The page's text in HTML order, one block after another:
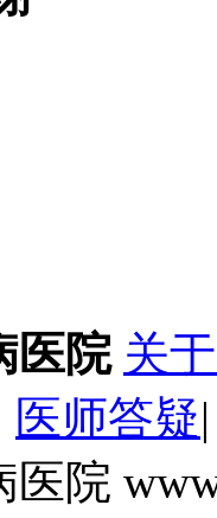
医院 关
医师答疑
院